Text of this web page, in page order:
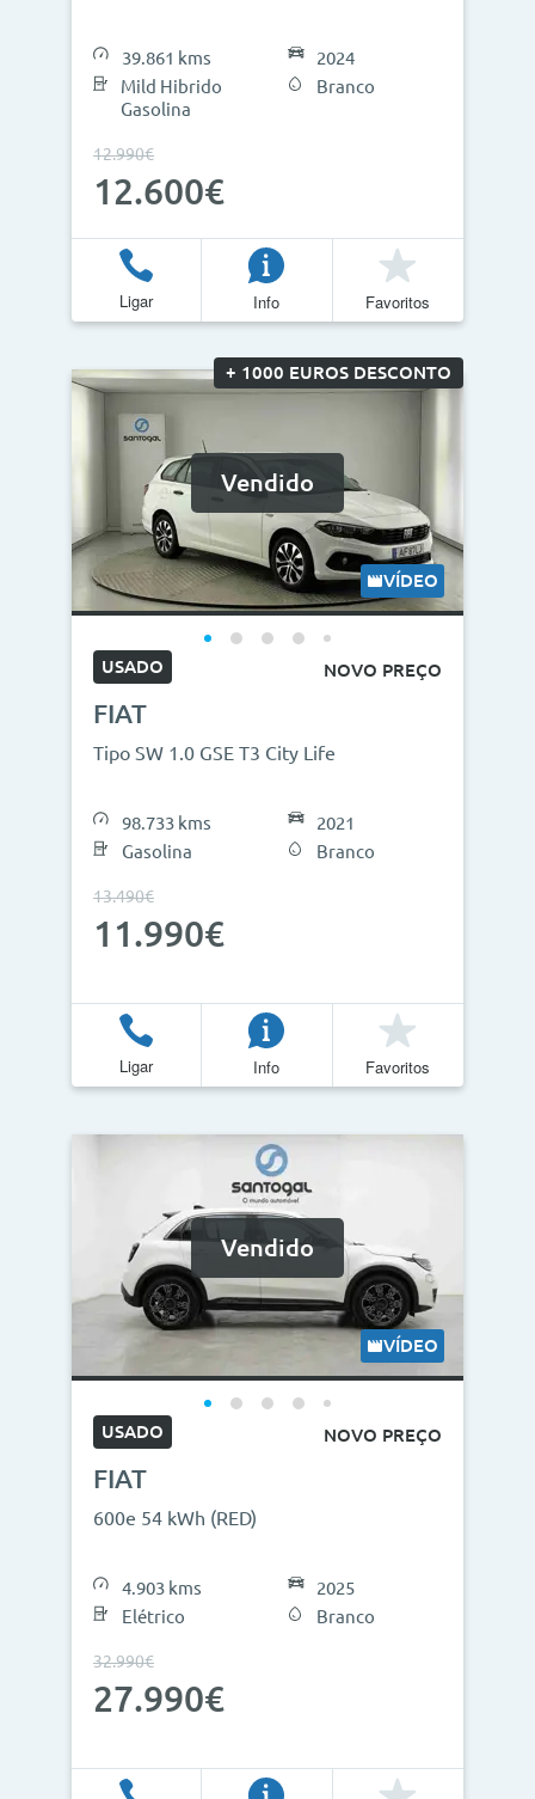
39.861 kms
Mild Hibrido
Gasolina
2024
Branco
12.990€
12.600€
Ligar Info Favoritos
+ 1000 EUROS DESCONTO
Vendido
VÍDEO
USADO NOVO PREÇO
FIAT
Tipo SW 1.0 GSE T3 City Life
98.733 kms
Gasolina
2021
Branco
13.490€
11.990€
Ligar Info Favoritos
Vendido
VÍDEO
USADO NOVO PREÇO
FIAT
600e 54 kWh (RED)
4.903 kms
Elétrico
2025
Branco
32.990€
27.990€